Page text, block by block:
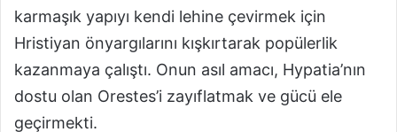
karmaşık yapıyı kendi lehine çevirmek için
Hristiyan önyargılarını kışkırtarak popülerlik
kazanmaya çalıştı. Onun asıl amacı, Hypatia’nın
dostu olan Orestes’i zayıflatmak ve gücü ele
geçirmekti.